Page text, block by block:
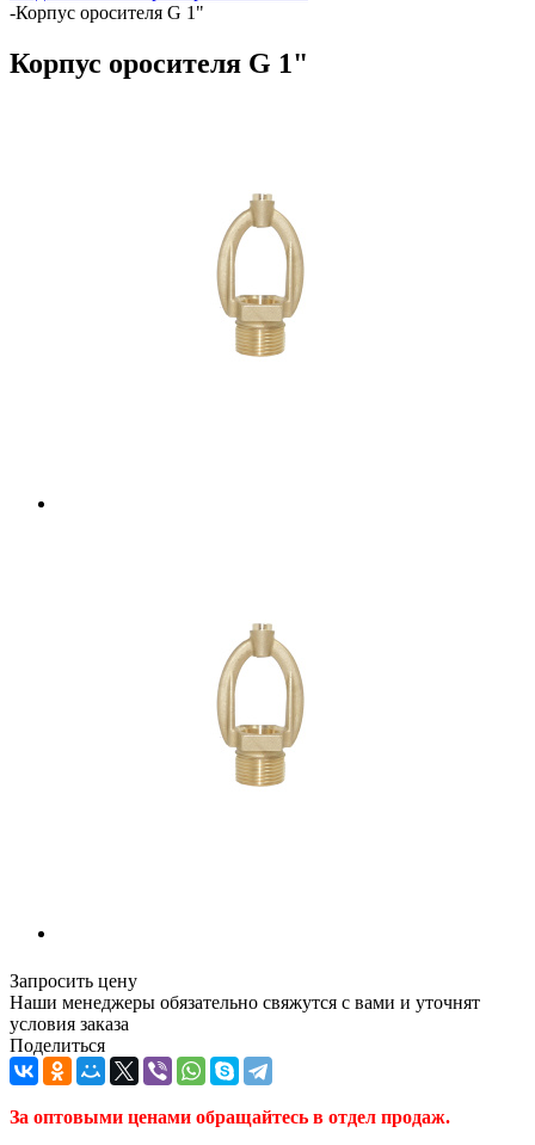
-Корпус оросителя G 1"
Корпус оросителя G 1"
Запросить цену
Наши менеджеры обязательно свяжутся с вами и уточнят
условия заказа
Поделиться
За оптовыми ценами обращайтесь в отдел продаж.